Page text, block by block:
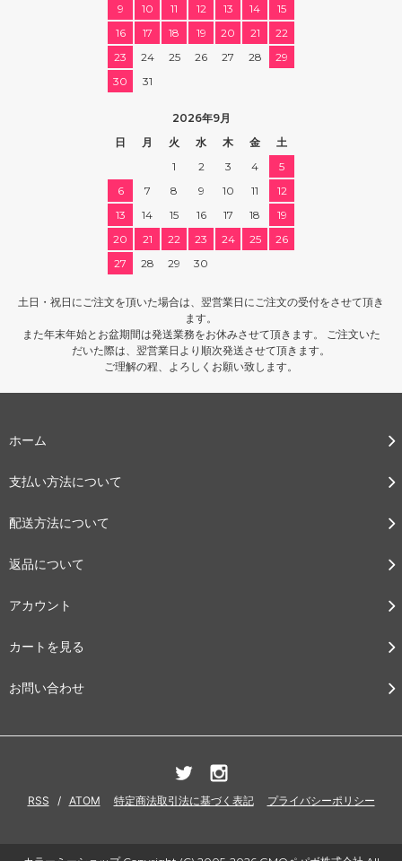
9
10 11 12 13 14
15
16
17 18 19 20 21
22
23
24 25 26 27 28
29
30
31
2026年9月
日
月 火 水 木 金
土
1
2 3 4
5
6
7 8 9 10 11
12
13
14 15 16 17 18
19
20
21 22 23 24 25
26
27
28 29 30
土日・祝日にご注文を頂いた場合は、翌営業日にご注文の受付をさせて頂き
ます。
また年末年始とお盆期間は発送業務をお休みさせて頂きます。 ご注文いた
だいた際は、翌営業日より順次発送させて頂きます。
ご理解の程、よろしくお願い致します。
ホーム
支払い方法について
配送方法について
返品について
アカウント
カートを見る
お問い合わせ
RSS / ATOM 特定商法取引法に基づく表記 プライバシーポリシー